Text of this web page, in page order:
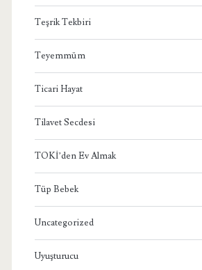
Teşrik Tekbiri
Teyemmüm
Ticari Hayat
Tilavet Secdesi
TOKİ’den Ev Almak
Tüp Bebek
Uncategorized
Uyuşturucu